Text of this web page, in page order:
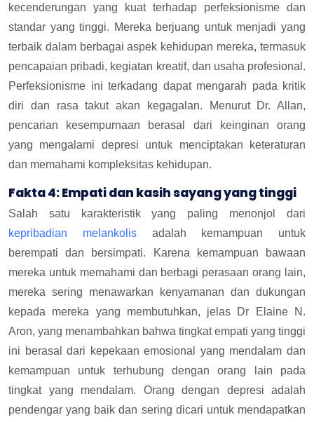
kecenderungan yang kuat terhadap perfeksionisme dan
standar yang tinggi. Mereka berjuang untuk menjadi yang
terbaik dalam berbagai aspek kehidupan mereka, termasuk
pencapaian pribadi, kegiatan kreatif, dan usaha profesional.
Perfeksionisme ini terkadang dapat mengarah pada kritik
diri dan rasa takut akan kegagalan. Menurut Dr. Allan,
pencarian kesempurnaan berasal dari keinginan orang
yang mengalami depresi untuk menciptakan keteraturan
dan memahami kompleksitas kehidupan.
Fakta 4: Empati dan kasih sayang yang tinggi
Salah satu karakteristik yang paling menonjol dari
kepribadian melankolisadalah kemampuan untuk
berempati dan bersimpati. Karena kemampuan bawaan
mereka untuk memahami dan berbagi perasaan orang lain,
mereka sering menawarkan kenyamanan dan dukungan
kepada mereka yang membutuhkan, jelas Dr Elaine N.
Aron, yang menambahkan bahwa tingkat empati yang tinggi
ini berasal dari kepekaan emosional yang mendalam dan
kemampuan untuk terhubung dengan orang lain pada
tingkat yang mendalam. Orang dengan depresi adalah
pendengar yang baik dan sering dicari untuk mendapatkan